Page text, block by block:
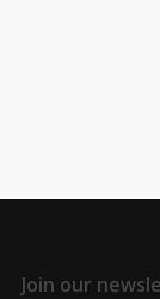
Join our